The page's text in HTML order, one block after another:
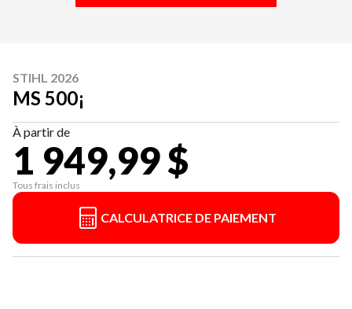
STIHL 2026
MS 500¡
À partir de
1 949,99 $
Tous frais inclus
CALCULATRICE DE PAIEMENT